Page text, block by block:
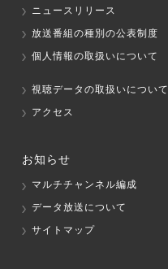
ニュースリリース
放送番組の種別の公表制度
個人情報の取扱いについて
視聴データの取扱いについて
アクセス
お知らせ
マルチチャンネル編成
データ放送について
サイトマップ